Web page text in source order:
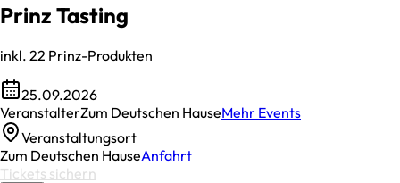
Prinz Tasting
inkl. 22 Prinz-Produkten
25.09.2026
VeranstalterZum Deutschen HauseMehr Events
Veranstaltungsort
Zum Deutschen HauseAnfahrt
Tickets sichern